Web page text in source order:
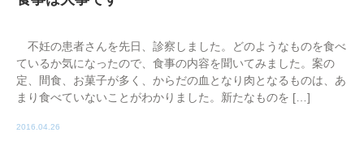
不妊の患者さんを先日、診察しました。どのようなものを食べ
ているか気になったので、食事の内容を聞いてみました。案の
定、間食、お菓子が多く、からだの血となり肉となるものは、あ
まり食べていないことがわかりました。新たなものを […]
2016.04.26